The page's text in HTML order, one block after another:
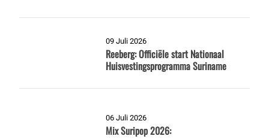
09 Juli 2026
Reeberg: Officiële start Nationaal
Huisvestingsprogramma Suriname
06 Juli 2026
Mix Suripop 2026: